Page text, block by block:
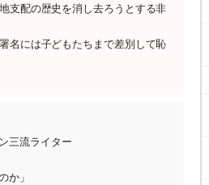
支配の歴史を消し去ろうとする非
名には子どもたちまで差別して恥
三流ライター
か」